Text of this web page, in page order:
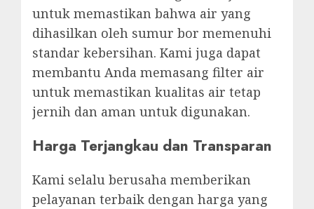
untuk memastikan bahwa air yang
dihasilkan oleh sumur bor memenuhi
standar kebersihan. Kami juga dapat
membantu Anda memasang filter air
untuk memastikan kualitas air tetap
jernih dan aman untuk digunakan.
Harga Terjangkau dan Transparan
Kami selalu berusaha memberikan
pelayanan terbaik dengan harga yang